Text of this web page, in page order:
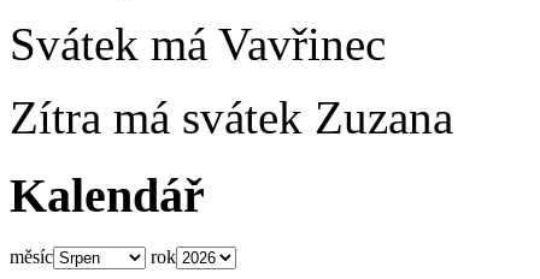
Svátek má Vavřinec
Zítra má svátek Zuzana
Kalendář
měsíc rok